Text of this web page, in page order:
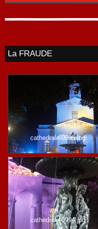
La FRAUDE
cathedrale-0986.jpg
cathedrale-0994.jpg